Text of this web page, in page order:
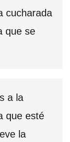
cucharada
que se
a la
que esté
la